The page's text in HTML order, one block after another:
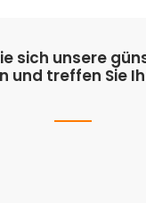
sich unsere
und treffen Sie